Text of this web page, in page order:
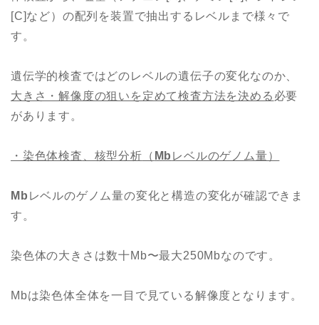
[C]など）の配列を装置で抽出するレベルまで様々で
す。
遺伝学的検査ではどのレベルの遺伝子の変化なのか、
大きさ・解像度の狙いを定めて検査方法を決める 必要
があります。
・染色体検査 、核型分析 （ Mb レベルのゲノム量）
Mb レベルのゲノム量の変化と構造の変化が確認できま
す。
染色体の大きさは数十Mb〜最大250Mbなのです。
Mbは染色体全体を一目で見ている解像度となります。